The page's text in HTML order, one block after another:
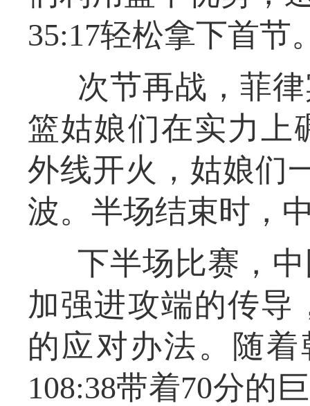
35:17轻松拿下首节
次节再战，菲
篮姑娘们在实力上
外线开火，姑娘们
波。半场结束时，
下半场比赛，
加强进攻端的传导
的应对办法。随
108:38带着70分的